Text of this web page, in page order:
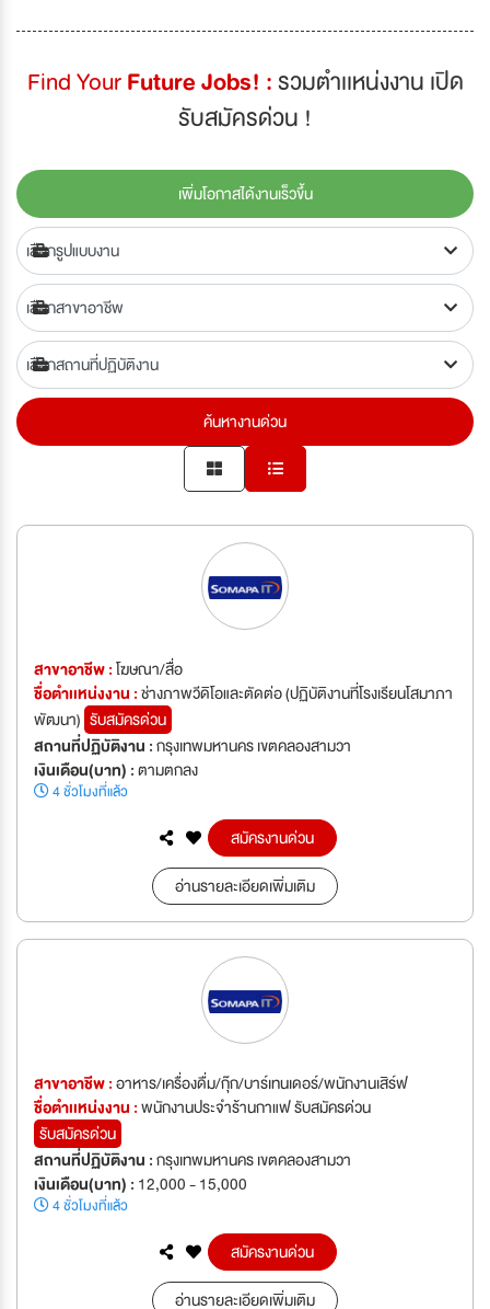
Find YourFuture Jobs! :รวมตำเเหน่งงาน เปิด
รับสมัครด่วน !
เพิ่มโอกาสได้งานเร็วขึ้น
ค้นหางานด่วน
สาขาอาชีพ :โฆษณา/สื่อ
ชื่อตำเเหน่งงาน :ช่างภาพวีดิโอและตัดต่อ (ปฏิบัติงานที่โรงเรียนโสมาภา
พัฒนา) รับสมัครด่วน
สถานที่ปฏิบัติงาน :กรุงเทพมหานคร เขตคลองสามวา
เงินเดือน(บาท) :ตามตกลง
4 ชั่วโมงที่แล้ว
สมัครงานด่วน
อ่านรายละเอียดเพิ่มเติม
สาขาอาชีพ :อาหาร/เครื่องดื่ม/กุ๊ก/บาร์เทนเดอร์/พนักงานเสิร์ฟ
ชื่อตำเเหน่งงาน :พนักงานประจำร้านกาแฟ รับสมัครด่วน
รับสมัครด่วน
สถานที่ปฏิบัติงาน :กรุงเทพมหานคร เขตคลองสามวา
เงินเดือน(บาท) : 12,000 - 15,000
4 ชั่วโมงที่แล้ว
สมัครงานด่วน
อ่านรายละเอียดเพิ่มเติม